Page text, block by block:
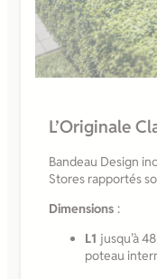
L’Originale
Bandeau Design
Stores rapportés
Dimensions :
L1 jusqu’à
poteau